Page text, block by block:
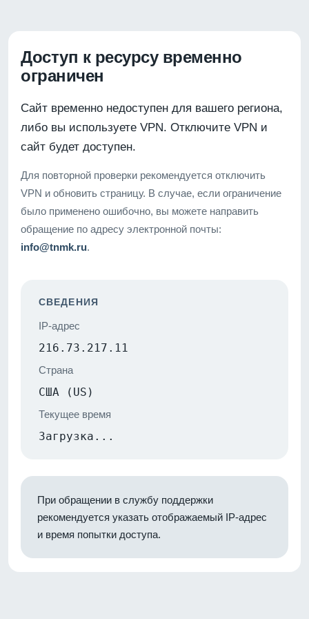
Доступ к ресурсу временно
ограничен
Сайт временно недоступен для вашего региона,
либо вы используете VPN. Отключите VPN и
сайт будет доступен.
Для повторной проверки рекомендуется отключить
VPN и обновить страницу. В случае, если ограничение
было применено ошибочно, вы можете направить
обращение по адресу электронной почты:
info@tnmk.ru.
СВЕДЕНИЯ
IP-адрес
216.73.217.11
Страна
США (US)
Текущее время
Загрузка...
При обращении в службу поддержки
рекомендуется указать отображаемый IP-адрес
и время попытки доступа.